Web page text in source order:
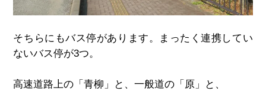
そちらにもバス停があります。まったく連携してい
ないバス停が3つ。
高速道路上の「青柳」と、一般道の「原」と、